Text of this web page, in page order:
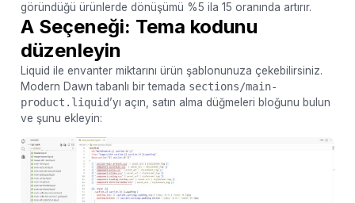
göründüğü ürünlerde dönüşümü %5 ila 15 oranında artırır.
A Seçeneği: Tema kodunu
düzenleyin
Liquid ile envanter miktarını ürün şablonunuza çekebilirsiniz.
Modern Dawn tabanlı bir temada sections/main-
product.liquid’yı açın, satın alma düğmeleri bloğunu bulun
ve şunu ekleyin: